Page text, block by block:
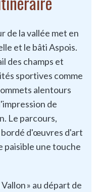
de la vallée met en
et le bâti Aspois.
des champs et
sportives comme
alentours
de
Le parcours,
d'œuvres d'art
une touche
» au départ de